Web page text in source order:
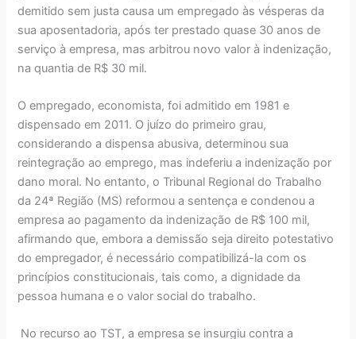
demitido sem justa causa um empregado às vésperas da
sua aposentadoria, após ter prestado quase 30 anos de
serviço à empresa, mas arbitrou novo valor à indenização,
na quantia de R$ 30 mil.
O empregado, economista, foi admitido em 1981 e
dispensado em 2011. O juízo do primeiro grau,
considerando a dispensa abusiva, determinou sua
reintegração ao emprego, mas indeferiu a indenização por
dano moral. No entanto, o Tribunal Regional do Trabalho
da 24ª Região (MS) reformou a sentença e condenou a
empresa ao pagamento da indenização de R$ 100 mil,
afirmando que, embora a demissão seja direito potestativo
do empregador, é necessário compatibilizá-la com os
princípios constitucionais, tais como, a dignidade da
pessoa humana e o valor social do trabalho.
No recurso ao TST, a empresa se insurgiu contra a